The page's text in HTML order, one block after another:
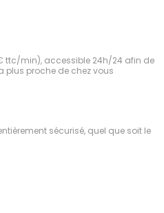
ttc/min), accessible 24h/24 afin de
proche de chez vous
sécurisé, quel que soit le